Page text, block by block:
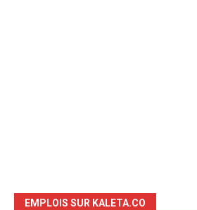
EMPLOIS SUR KALETA.CO